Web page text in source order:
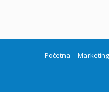
Početna Marketing